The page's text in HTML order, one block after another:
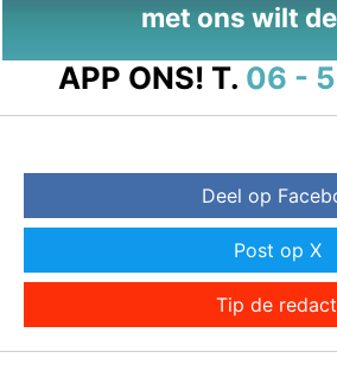
met ons wilt
APP ONS! T. 06 -
Deel op
Post op X
Tip de